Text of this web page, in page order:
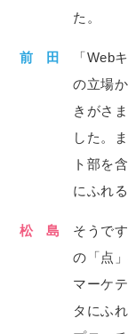
た。
前 田
「Web
の立場
きがさ
した。
ト部を
にふれ
松 島
そうで
の「点
マーケ
タにふ